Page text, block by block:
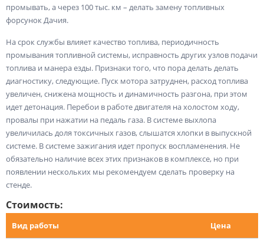
промывать, а через 100 тыс. км – делать замену топливных
форсунок Дачия.
На срок службы влияет качество топлива, периодичность
промывания топливной системы, исправность других узлов подачи
топлива и манера езды. Признаки того, что пора делать делать
диагностику, следующие. Пуск мотора затруднен, расход топлива
увеличен, снижена мощность и динамичность разгона, при этом
идет детонация. Перебои в работе двигателя на холостом ходу,
провалы при нажатии на педаль газа. В системе выхлопа
увеличилась доля токсичных газов, слышатся хлопки в выпускной
системе. В системе зажигания идет пропуск воспламенения. Не
обязательно наличие всех этих признаков в комплексе, но при
появлении нескольких мы рекомендуем сделать проверку на
стенде.
Стоимость:
Вид работы Цена